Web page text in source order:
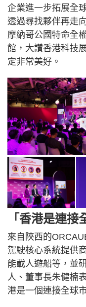
企業進一步拓展全
透過尋找夥伴再走
摩納哥公國特命全
館，大讚香港科技
定非常美好。
「香港是連接
來自陜西的
駕駛核心系統提供
能載人遊船等，並
人、董事長朱健楠
港是一個連接全球